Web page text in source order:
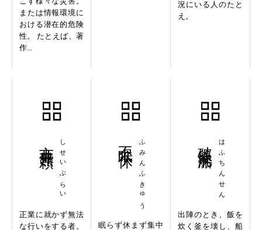
または情報環境に
おける潜在的危険
性。 たとえば、著
作...
況にいる人のたと
え。
しせいぶらい
正業に就かず無法
な行いをする者。
ふみんふきゅう
眠らず休まず集中
はふちんせん
出陣のとき、飯を
炊く釜を壊し、船